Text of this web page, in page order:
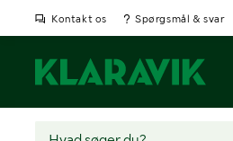
Kontakt os Spørgsmål & svar